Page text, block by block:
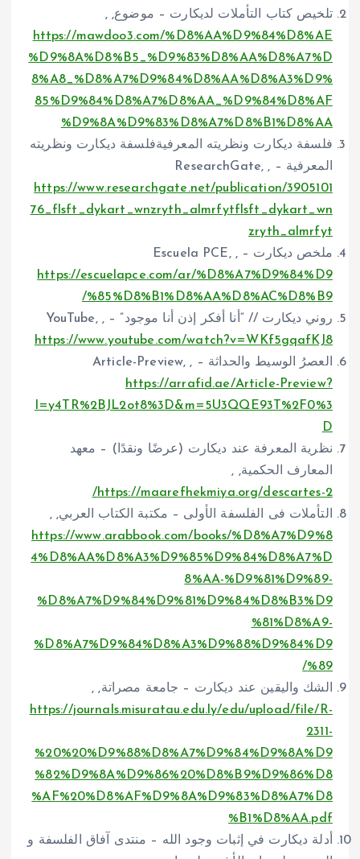
تلخيص كتاب التأملات لديكارت – موضوع, ,
https://mawdoo3.com/%D8%AA%D9%84%D8%AE
%D9%8A%D8%B5_%D9%83%D8%AA%D8%A7%D
8%A8_%D8%A7%D9%84%D8%AA%D8%A3%D9%
85%D9%84%D8%A7%D8%AA_%D9%84%D8%AF
%D9%8A%D9%83%D8%A7%D8%B1%D8%AA
فلسفة ديكارت ونظريته المعرفيةفلسفة ديكارت ونظريته
المعرفية – ResearchGate, ,
https://www.researchgate.net/publication/3905101
76_flsft_dykart_wnzryth_almrfytflsft_dykart_wn
zryth_almrfyt
ملخص ديكارت – Escuela PCE, ,
https://escuelapce.com/ar/%D8%A7%D9%84%D9
%85%D8%B1%D8%AA%D8%AC%D8%B9/
روني ديكارت // “أنا أفكر إذن أنا موجود” – YouTube, ,
https://www.youtube.com/watch?v=WKf5gqafKJ8
العصرُ الوسيط والحداثة – Article-Preview, ,
https://arrafid.ae/Article-Preview?
I=y4TR%2BJL2ot8%3D&m=5U3QQE93T%2F0%3
D
نظرية المعرفة عند ديكارت (عرضًا ونقدًا) – معهد
المعارف الحكمية, ,
https://maarefhekmiya.org/descartes-2/
التأملات فى الفلسفة الأولى – مكتبة الكتاب العربي, ,
https://www.arabbook.com/books/%D8%A7%D9%8
4%D8%AA%D8%A3%D9%85%D9%84%D8%A7%D
8%AA-%D9%81%D9%89-
%D8%A7%D9%84%D9%81%D9%84%D8%B3%D9
%81%D8%A9-
%D8%A7%D9%84%D8%A3%D9%88%D9%84%D9
%89/
الشك واليقين عند ديكارت – جامعة مصراتة, ,
https://journals.misuratau.edu.ly/edu/upload/file/R-
2311-
%20%20%D9%88%D8%A7%D9%84%D9%8A%D9
%82%D9%8A%D9%86%20%D8%B9%D9%86%D8
%AF%20%D8%AF%D9%8A%D9%83%D8%A7%D8
%B1%D8%AA.pdf
أدلة ديكارت في إثبات وجود الله – منتدى آفاق الفلسفة و